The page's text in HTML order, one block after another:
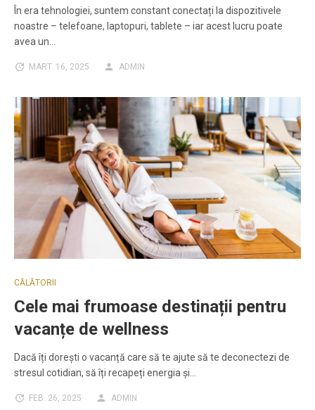
În era tehnologiei, suntem constant conectați la dispozitivele
noastre – telefoane, laptopuri, tablete – iar acest lucru poate
avea un…
MART. 16, 2025 ADMIN
CĂLĂTORII
Cele mai frumoase destinații pentru
vacanțe de wellness
Dacă îți dorești o vacanță care să te ajute să te deconectezi de
stresul cotidian, să îți recapeți energia și…
FEB. 26, 2025 ADMIN